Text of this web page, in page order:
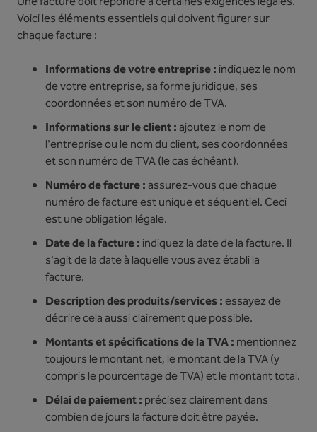
Voici les éléments essentiels qui doivent figurer sur
chaque facture :
Informations de votre entreprise : indiquez le nom
de votre entreprise, sa forme juridique, ses
coordonnées et son numéro de TVA.
Informations sur le client :ajoutez le nom de
l'entreprise ou le nom du client, ses coordonnées
et son numéro de TVA (le cas échéant).
Numéro de facture :assurez-vous que chaque
numéro de facture est unique et séquentiel. Ceci
est une obligation légale.
Date de la facture : indiquez la date de la facture. Il
s'agit de la date à laquelle vous avez établi la
facture.
Description des produits/services :essayez de
décrire cela aussi clairement que possible.
Montants et spécifications de la TVA : mentionnez
toujours le montant net, le montant de la TVA (y
compris le pourcentage de TVA) et le montant total.
Délai de paiement : précisez clairement dans
combien de jours la facture doit être payée.